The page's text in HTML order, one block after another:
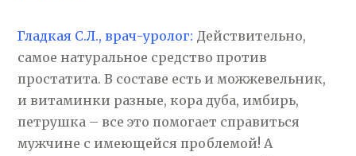
Гладкая С.Л., врач-уролог: Действительно,
самое натуральное средство против
простатита. В составе есть и можжевельник,
и витаминки разные, кора дуба, имбирь,
петрушка – все это помогает справиться
мужчине с имеющейся проблемой! А